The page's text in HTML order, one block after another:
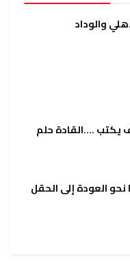
والوداد
يكتب ….القادة حلم
نحو العودة إلى الحقل